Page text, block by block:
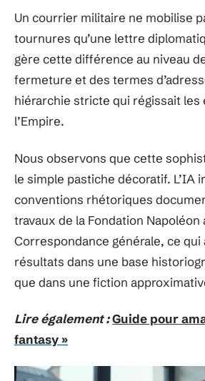
Un courrier militaire ne mobilise
tournures qu’une lettre
gère cette différence au niveau
fermeture et des termes
hiérarchie stricte qui régissait les
l’Empire.
Nous observons que cette
le simple pastiche décoratif. L’IA
conventions rhétoriques
travaux de la Fondation Napoléon
Correspondance générale, ce qui
résultats dans une base
que dans une fiction
Lire également :Guide pour
fantasy »